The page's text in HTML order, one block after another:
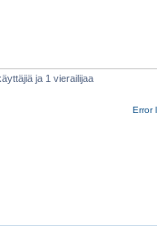
ja 1 vierailijaa
Error